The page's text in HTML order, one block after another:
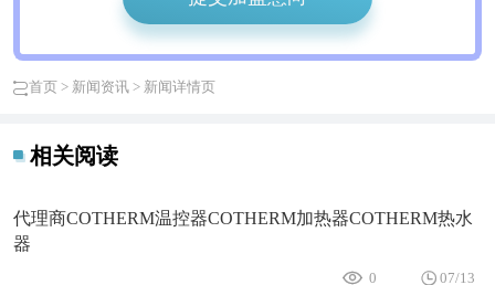
首页> 新闻资讯> 新闻详情页
相关阅读
代理商COTHERM温控器COTHERM加热器COTHERM热水
器
0 07/13